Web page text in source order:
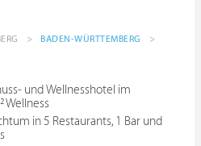
> BADEN-WÜRTTEMBERG
>
und Wellnesshotel im
Wellness
in 5 Restaurants, 1 Bar und